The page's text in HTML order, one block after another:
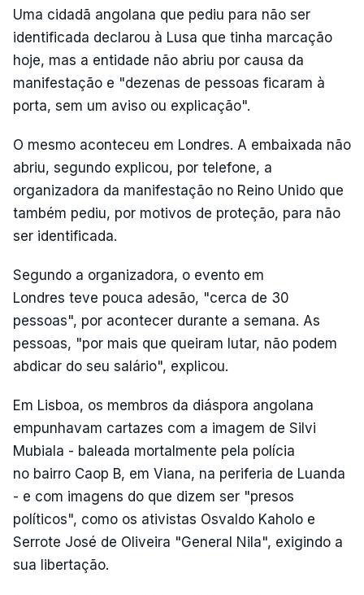
Uma cidadã angolana que pediu para não ser
identificada declarou à Lusa que tinha marcação
hoje, mas a entidade não abriu por causa da
manifestação e "dezenas de pessoas ficaram à
porta, sem um aviso ou explicação".
O mesmo aconteceu em Londres. A embaixada não
abriu, segundo explicou, por telefone, a
organizadora da manifestação no Reino Unido que
também pediu, por motivos de proteção, para não
ser identificada.
Segundo a organizadora, o evento em
Londres teve pouca adesão, "cerca de 30
pessoas", por acontecer durante a semana. As
pessoas, "por mais que queiram lutar, não podem
abdicar do seu salário", explicou.
Em Lisboa, os membros da diáspora angolana
empunhavam cartazes com a imagem de Silvi
Mubiala - baleada mortalmente pela polícia
no bairro Caop B, em Viana, na periferia de Luanda
- e com imagens do que dizem ser "presos
políticos", como os ativistas Osvaldo Kaholo e
Serrote José de Oliveira "General Nila", exigindo a
sua libertação.